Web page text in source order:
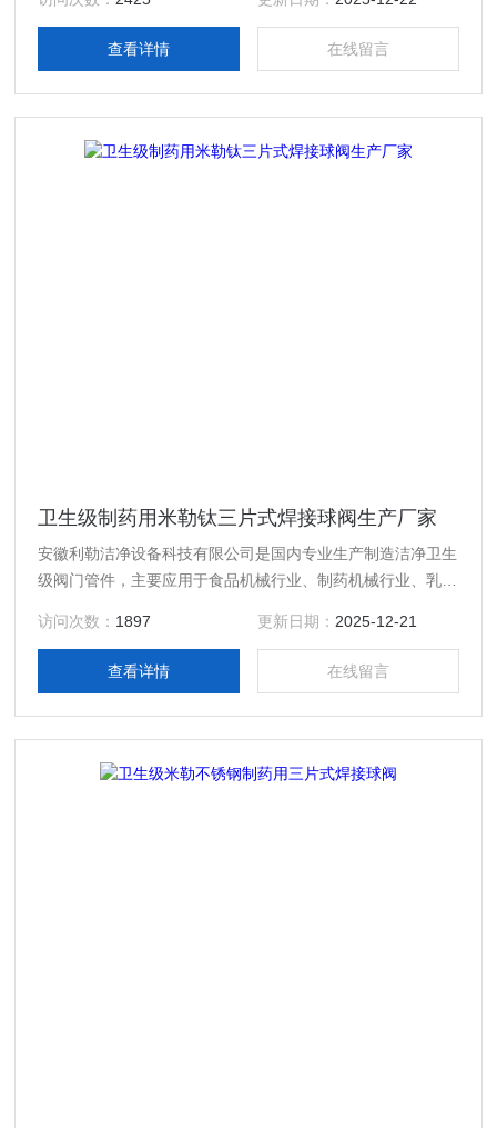
设备的专业生产厂家，产品规格齐全；产品主要有：米勒制药
用卫生级三片式焊接球阀生产厂家，真空接头，真空卡箍，真
法兰，KF接头，真空软管，真空波纹管等。
查看详情 在线留言
卫生级制药用米勒钛三片式焊接球阀生产厂家
安徽利勒洁净设备科技有限公司是国内专业生产制造洁净卫生
级阀门管件，主要应用于食品机械行业、制药机械行业、乳制
设备的专业生产厂家，产品规格齐全；产品主要有：卫生级制
药用米勒钛三片式焊接球阀生产厂家，真空接头，真空卡箍，
ISO法兰，KF接头，真空软管，真空波纹管等。
访问次数： 1897 更新日期： 2025-12-21
查看详情 在线留言